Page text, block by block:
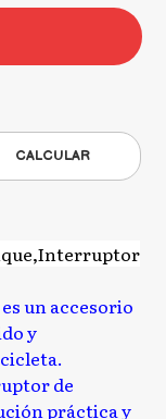
CALCULAR
un accesorio
y
de
práctica y